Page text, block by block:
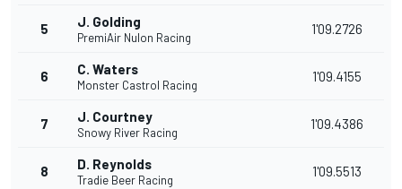
5 J. Golding
PremiAir Nulon Racing
1'09.2726
6 C. Waters
Monster Castrol Racing
1'09.4155
7 J. Courtney
Snowy River Racing
1'09.4386
8 D. Reynolds
Tradie Beer Racing
1'09.5513